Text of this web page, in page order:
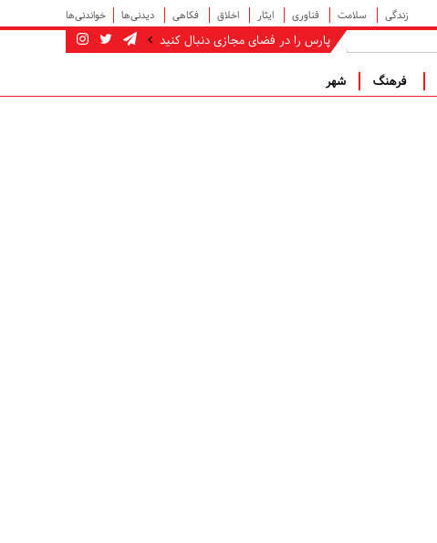
زندگی سلامت فناوری ایثار اخلاق فکاهی دیدنی‌ها خواندنی‌ها
پارس را در فضای مجازی دنبال کنید
فرهنگ شهر